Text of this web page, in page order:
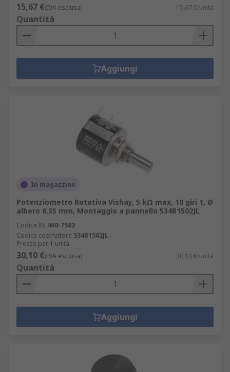
15,67 €(IVA esclusa) 15,67 €/unità
Quantità
Aggiungi
In magazzino
Potenziometro Rotativa Vishay, 5 kΩ max, 10 giri 1, Ø
albero 6.35 mm, Montaggio a pannello 534B1502JL
Codice RS 460-7582
Codice costruttore 534B1502JL
Prezzo per 1 unità
30,10 €(IVA esclusa) 30,10 €/unità
Quantità
Aggiungi